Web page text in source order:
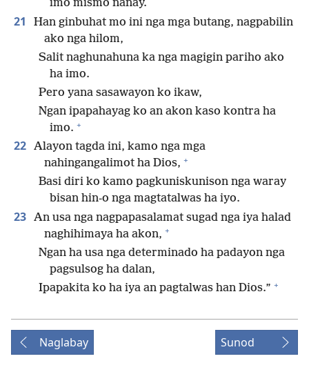
imo mismo nanay.
21
Han ginbuhat mo ini nga mga butang, nagpabilin
ako nga hilom,
Salit naghunahuna ka nga magigin pariho ako
ha imo.
Pero yana sasawayon ko ikaw,
Ngan ipapahayag ko an akon kaso kontra ha
imo. +
22 Alayon tagda ini, kamo nga mga
nahingangalimot ha Dios, +
Basi diri ko kamo pagkuniskunison nga waray
bisan hin-o nga magtatalwas ha iyo.
23 An usa nga nagpapasalamat sugad nga iya halad
naghihimaya ha akon, +
Ngan ha usa nga determinado ha padayon nga
pagsulsog ha dalan,
Ipapakita ko ha iya an pagtalwas han Dios.” +
Naglabay Sunod